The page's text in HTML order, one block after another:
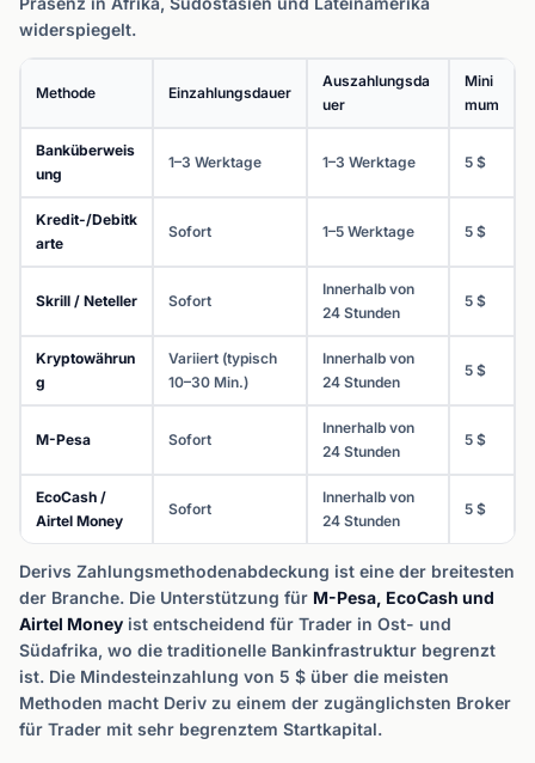
widerspiegelt.
Methode Einzahlungsdauer
Auszahlungsda
uer
Mini
mum
Banküberweis
ung
1–3 Werktage 1–3 Werktage 5 $
Kredit-/Debitk
arte
Sofort 1–5 Werktage 5 $
Skrill / Neteller Sofort
Innerhalb von
24 Stunden
5 $
Kryptowährun
g
Variiert (typisch
10–30 Min.)
Innerhalb von
24 Stunden
5 $
M-Pesa Sofort
Innerhalb von
24 Stunden
5 $
EcoCash /
Airtel Money
Sofort
Innerhalb von
24 Stunden
5 $
Derivs Zahlungsmethodenabdeckung ist eine der breitesten
der Branche. Die Unterstützung für M-Pesa, EcoCash und
Airtel Money ist entscheidend für Trader in Ost- und
Südafrika, wo die traditionelle Bankinfrastruktur begrenzt
ist. Die Mindesteinzahlung von 5 $ über die meisten
Methoden macht Deriv zu einem der zugänglichsten Broker
für Trader mit sehr begrenztem Startkapital.